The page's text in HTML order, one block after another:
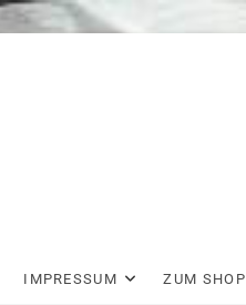
IMPRESSUM ZUM SHOP